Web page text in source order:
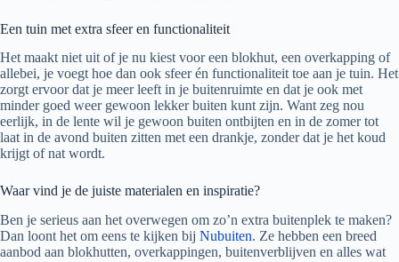
Een tuin met extra sfeer en functionaliteit
Het maakt niet uit of je nu kiest voor een blokhut, een overkapping of
allebei, je voegt hoe dan ook sfeer én functionaliteit toe aan je tuin. Het
zorgt ervoor dat je meer leeft in je buitenruimte en dat je ook met
minder goed weer gewoon lekker buiten kunt zijn. Want zeg nou
eerlijk, in de lente wil je gewoon buiten ontbijten en in de zomer tot
laat in de avond buiten zitten met een drankje, zonder dat je het koud
krijgt of nat wordt.
Waar vind je de juiste materialen en inspiratie?
Ben je serieus aan het overwegen om zo’n extra buitenplek te maken?
Dan loont het om eens te kijken bij Nubuiten. Ze hebben een breed
aanbod aan blokhutten, overkappingen, buitenverblijven en alles wat